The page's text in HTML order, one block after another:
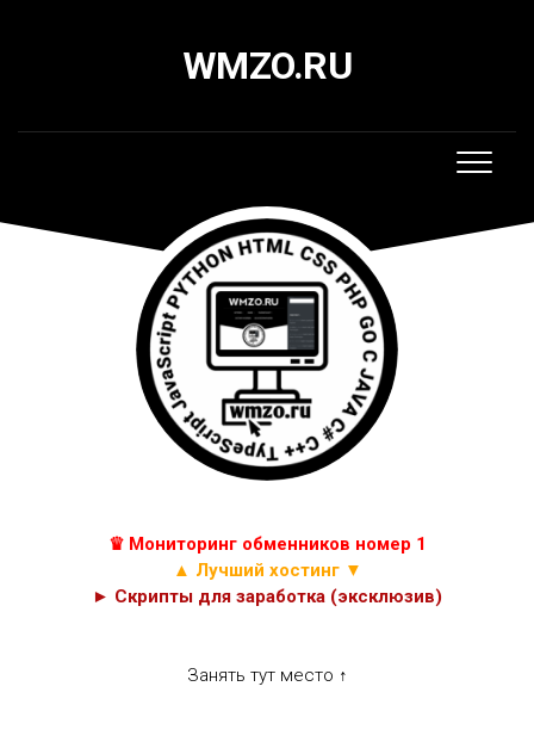
WMZO.RU
♛ Мониторинг обменников номер 1
▲ Лучший хостинг ▼
► Скрипты для заработка (эксклюзив)
Занять тут место ↑